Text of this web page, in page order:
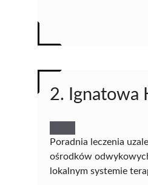
2. Ignatowa
Poradnia leczenia
ośrodków
lokalnym systemie